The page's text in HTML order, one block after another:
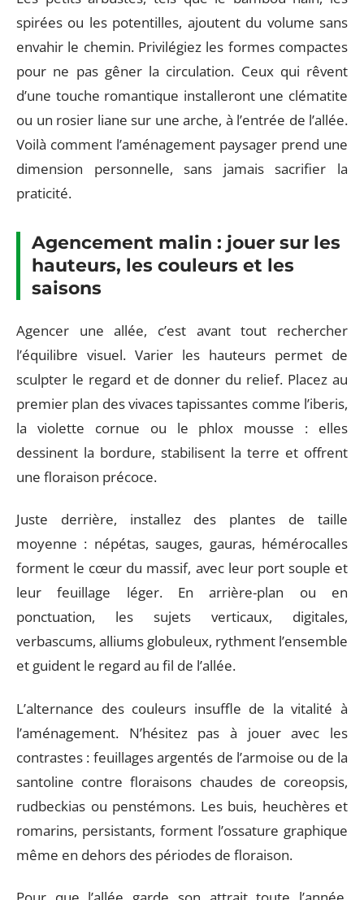
spirées ou les potentilles, ajoutent du volume sans
envahir le chemin. Privilégiez les formes compactes
pour ne pas gêner la circulation. Ceux qui rêvent
d’une touche romantique installeront une clématite
ou un rosier liane sur une arche, à l’entrée de l’allée.
Voilà comment l’aménagement paysager prend une
dimension personnelle, sans jamais sacrifier la
praticité.
Agencement malin : jouer sur les
hauteurs, les couleurs et les
saisons
Agencer une allée, c’est avant tout rechercher
l’équilibre visuel. Varier les hauteurs permet de
sculpter le regard et de donner du relief. Placez au
premier plan des vivaces tapissantes comme l’iberis,
la violette cornue ou le phlox mousse : elles
dessinent la bordure, stabilisent la terre et offrent
une floraison précoce.
Juste derrière, installez des plantes de taille
moyenne : népétas, sauges, gauras, hémérocalles
forment le cœur du massif, avec leur port souple et
leur feuillage léger. En arrière-plan ou en
ponctuation, les sujets verticaux, digitales,
verbascums, alliums globuleux, rythment l’ensemble
et guident le regard au fil de l’allée.
L’alternance des couleurs insuffle de la vitalité à
l’aménagement. N’hésitez pas à jouer avec les
contrastes : feuillages argentés de l’armoise ou de la
santoline contre floraisons chaudes de coreopsis,
rudbeckias ou penstémons. Les buis, heuchères et
romarins, persistants, forment l’ossature graphique
même en dehors des périodes de floraison.